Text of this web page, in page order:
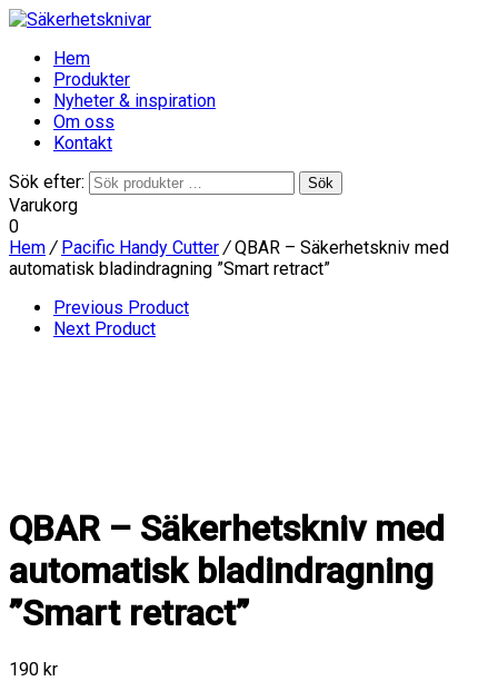
Hem
Produkter
Nyheter & inspiration
Om oss
Kontakt
Sök efter:
Sök
Varukorg
0
Hem / Pacific Handy Cutter /QBAR – Säkerhetskniv med
automatisk bladindragning ”Smart retract”
Previous Product
Next Product
QBAR – Säkerhetskniv med
automatisk bladindragning
”Smart retract”
190 kr